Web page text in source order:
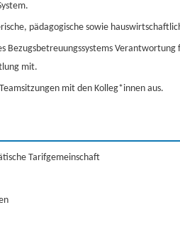
pädagogische sowie
Bezugsbetreuungssystems
mit.
mit den Kolleg*innen aus.
Tarifgemeinschaft